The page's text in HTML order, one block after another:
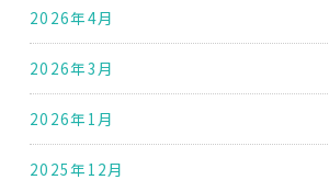
2026年4月
2026年3月
2026年1月
2025年12月